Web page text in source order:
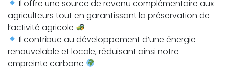
Il offre une source de revenu complémentaire aux
agriculteurs tout en garantissant la préservation de
l’activité agricole
Il contribue au développement d’une énergie
renouvelable et locale, réduisant ainsi notre
empreinte carbone